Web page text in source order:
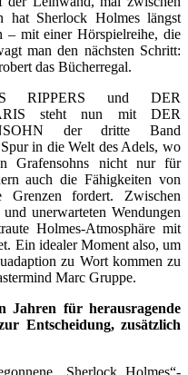
hat Sherlock Holmes längst
– mit einer Hörspielreihe, die
man den nächsten Schritt:
das Bücherregal.
RIPPERS und DER
steht nun mit DER
der dritte Band
in die Welt des Adels, wo
Grafensohns nicht nur für
auch die Fähigkeiten von
fordert. Zwischen
unerwarteten Wendungen
Holmes-Atmosphäre mit
Ein idealer Moment also, um
zu Wort kommen zu
Marc Gruppe.
Jahren für herausragende
Entscheidung, zusätzlich
„Sherlock Holmes“-